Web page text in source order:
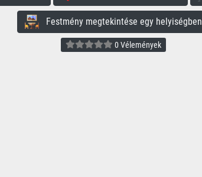
Festmény megtekintése egy helyiségben
0 Vélemények